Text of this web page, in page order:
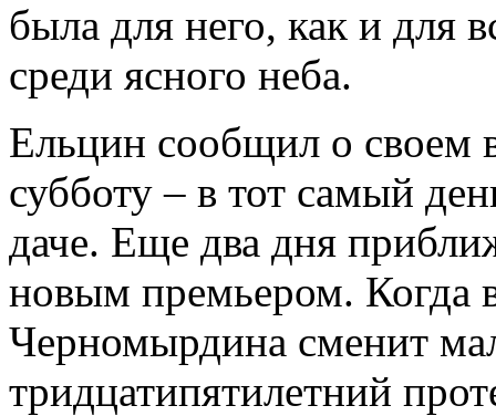
была для него, как и для
среди ясного неба.
Ельцин сообщил о
субботу – в тот самый
даче. Еще два дня
новым премьером. Когда
Черномырдина сменит
тридцатипятилетний